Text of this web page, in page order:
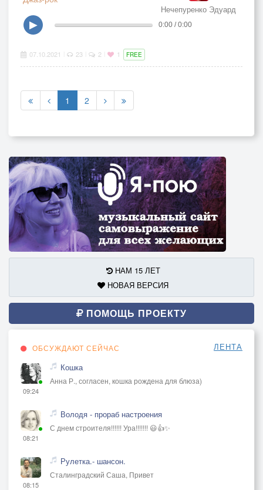
Нечепуренко Эдуард
▶ 0:00 / 0:00
07.10.2021 23 2 1 FREE
1 2
НАМ 15 ЛЕТ
НОВАЯ ВЕРСИЯ
ПОМОЩЬ ПРОЕКТУ
ОБСУЖДАЮТ СЕЙЧАС ЛЕНТА
09:24
Кошка
Анна Р., согласен, кошка рождена для блюза)
08:21
Володя - прораб настроения
С днем строителя!!!!!! Ура!!!!!!! 😃👍✨
08:15
Рулетка.- шансон.
Сталинградский Саша, Привет